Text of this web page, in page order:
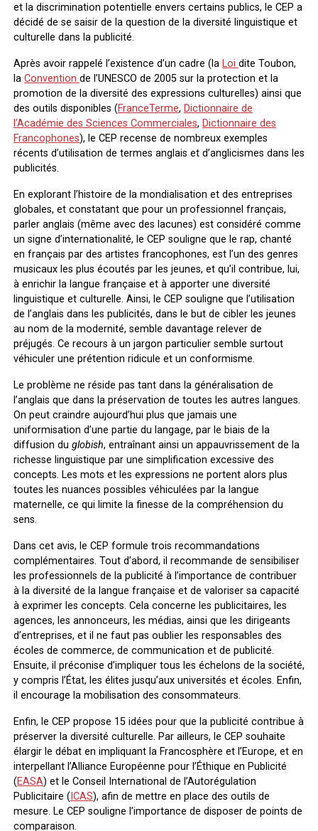
et la discrimination potentielle envers certains publics, le CEP a
décidé de se saisir de la question de la diversité linguistique et
culturelle dans la publicité.
Après avoir rappelé l’existence d’un cadre (la Loi dite Toubon,
la Convention de l’UNESCO de 2005 sur la protection et la
promotion de la diversité des expressions culturelles) ainsi que
des outils disponibles (FranceTerme, Dictionnaire de
l’Académie des Sciences Commerciales, Dictionnaire des
Francophones), le CEP recense de nombreux exemples
récents d’utilisation de termes anglais et d’anglicismes dans les
publicités.
En explorant l’histoire de la mondialisation et des entreprises
globales, et constatant que pour un professionnel français,
parler anglais (même avec des lacunes) est considéré comme
un signe d’internationalité, le CEP souligne que le rap, chanté
en français par des artistes francophones, est l’un des genres
musicaux les plus écoutés par les jeunes, et qu’il contribue, lui,
à enrichir la langue française et à apporter une diversité
linguistique et culturelle. Ainsi, le CEP souligne que l’utilisation
de l’anglais dans les publicités, dans le but de cibler les jeunes
au nom de la modernité, semble davantage relever de
préjugés. Ce recours à un jargon particulier semble surtout
véhiculer une prétention ridicule et un conformisme.
Le problème ne réside pas tant dans la généralisation de
l’anglais que dans la préservation de toutes les autres langues.
On peut craindre aujourd’hui plus que jamais une
uniformisation d’une partie du langage, par le biais de la
diffusion du globish, entraînant ainsi un appauvrissement de la
richesse linguistique par une simplification excessive des
concepts. Les mots et les expressions ne portent alors plus
toutes les nuances possibles véhiculées par la langue
maternelle, ce qui limite la finesse de la compréhension du
sens.
Dans cet avis, le CEP formule trois recommandations
complémentaires. Tout d’abord, il recommande de sensibiliser
les professionnels de la publicité à l’importance de contribuer
à la diversité de la langue française et de valoriser sa capacité
à exprimer les concepts. Cela concerne les publicitaires, les
agences, les annonceurs, les médias, ainsi que les dirigeants
d’entreprises, et il ne faut pas oublier les responsables des
écoles de commerce, de communication et de publicité.
Ensuite, il préconise d’impliquer tous les échelons de la société,
y compris l’État, les élites jusqu’aux universités et écoles. Enfin,
il encourage la mobilisation des consommateurs.
Enfin, le CEP propose 15 idées pour que la publicité contribue à
préserver la diversité culturelle. Par ailleurs, le CEP souhaite
élargir le débat en impliquant la Francosphère et l’Europe, et en
interpellant l’Alliance Européenne pour l’Éthique en Publicité
(EASA) et le Conseil International de l’Autorégulation
Publicitaire (ICAS), afin de mettre en place des outils de
mesure. Le CEP souligne l’importance de disposer de points de
comparaison.